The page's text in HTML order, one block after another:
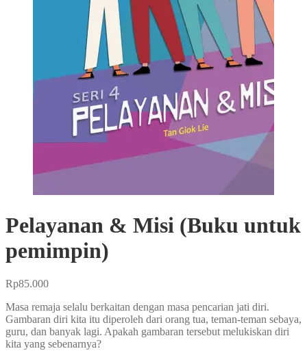
Pelayanan & Misi (Buku untuk
pemimpin)
Rp85.000
Masa remaja selalu berkaitan dengan masa pencarian jati diri.
Gambaran diri kita itu diperoleh dari orang tua, teman-teman sebaya,
guru, dan banyak lagi. Apakah gambaran tersebut melukiskan diri
kita yang sebenarnya?